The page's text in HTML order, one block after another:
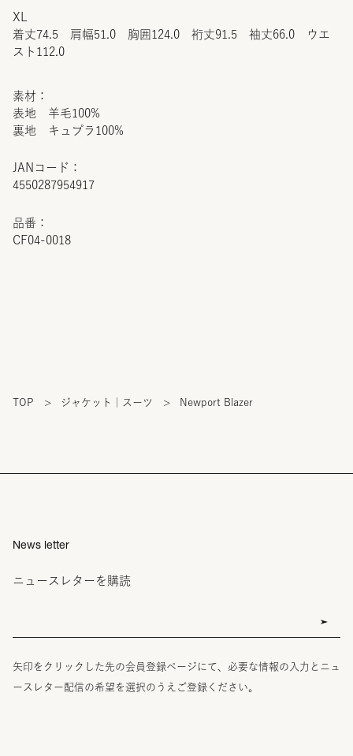
JANコード：
4550287954917
品番：
CF04-0018
XL
着丈74.5 肩幅51.0 胸囲124.0 裄丈91.5 袖丈66.0 ウエ
スト112.0
素材：
表地 羊毛100%
裏地 キュプラ100%
TOP > ジャケット｜スーツ > Newport Blazer
News letter
ニュースレターを購読
矢印をクリックした先の会員登録ページにて、必要な情報の入力とニュ
ースレター配信の希望を選択のうえご登録ください。